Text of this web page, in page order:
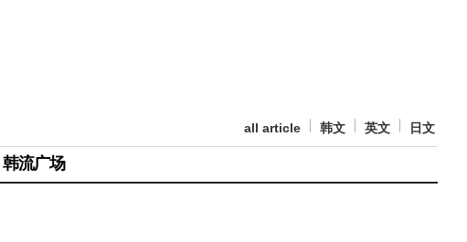
all article 韩文 英文 日文
韩流广场